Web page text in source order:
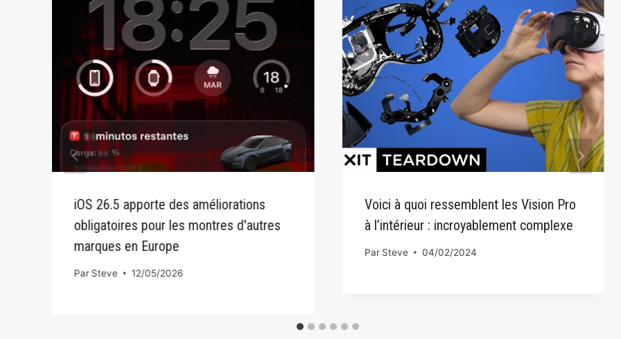
iOS 26.5 apporte des améliorations
obligatoires pour les montres d'autres
marques en Europe
ParSteve 12/05/2026
Voici à quoi ressemblent les Vision Pro
à l’intérieur : incroyablement complexe
Par Steve 04/02/2024